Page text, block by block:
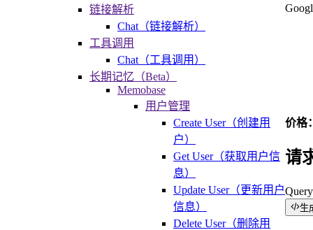
链接解析
Chat（链接解析）
工具调用
Chat（工具调用）
长期记忆（Beta）
Memobase
用户管理
Create User（创建用
户）
Get User（获取用户信
息）
Update User（更新用户
信息）
Delete User（删除用
价格
请
生